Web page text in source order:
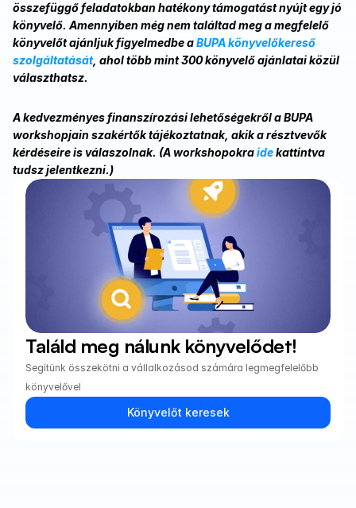
összefüggő feladatokban hatékony támogatást nyújt egy jó
könyvelő. Amennyiben még nem találtad meg a megfelelő
könyvelőt ajánljuk figyelmedbe a BUPA könyvelőkereső
szolgáltatását, ahol több mint 300 könyvelő ajánlatai közül
választhatsz.
A kedvezményes finanszírozási lehetőségekről a BUPA
workshopjain szakértők tájékoztatnak, akik a résztvevők
kérdéseire is válaszolnak. (A workshopokra ide kattintva
tudsz jelentkezni.)
Találd meg nálunk könyvelődet!
Segítünk összekötni a vállalkozásod számára legmegfelelőbb
könyvelővel
Könyvelőt keresek